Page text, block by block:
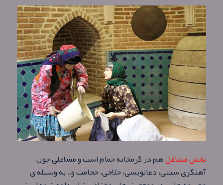
بخش مشاغلهم در گرمخانه حمام است و مشاغلی چون
آهنگری سنتی، دعانویسی، حلاجی، حجامت و.. به وسیله ی